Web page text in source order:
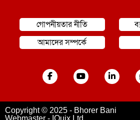
গোপনীয়তার নীতি
আমাদের সম্পর্কে
Copyright © 2025 - Bhorer Bani
Webmaster - IQuix Ltd.